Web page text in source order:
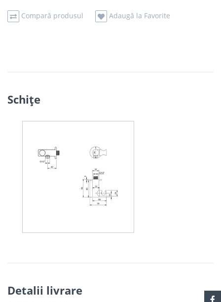
Compară produsul Adaugă la Favorite
Schiţe
Detalii livrare